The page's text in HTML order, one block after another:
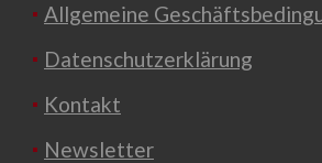
Allgemeine
Datenschutzerklärung
Kontakt
Newsletter